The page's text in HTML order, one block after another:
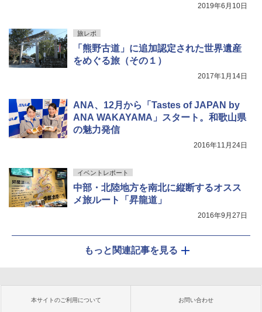
2019年6月10日
旅レポ
「熊野古道」に追加認定された世界遺産
をめぐる旅（その１）
2017年1月14日
ANA、12月から「Tastes of JAPAN by
ANA WAKAYAMA」スタート。和歌山県
の魅力発信
2016年11月24日
イベントレポート
中部・北陸地方を南北に縦断するオスス
メ旅ルート「昇龍道」
2016年9月27日
もっと関連記事を見る
本サイトのご利用について お問い合わせ